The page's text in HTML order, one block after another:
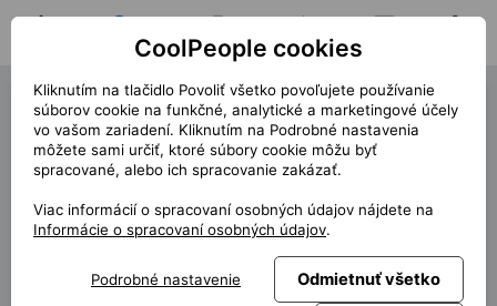
Hľadať pozíciu Moja pozícia Notifikácie
Enterprise Architect (40716)
Ostáva 1 otvorená pozícia!
« späť
Miesto
Praha
11/2025 (12m)
Kontrakt cez CP
CoolPeople cookies
Kliknutím na tlačidlo Povoliť všetko povoľujete používanie
súborov cookie na funkčné, analytické a marketingové účely
vo vašom zariadení. Kliknutím na Podrobné nastavenia
môžete sami určiť, ktoré súbory cookie môžu byť
spracované, alebo ich spracovanie zakázať.
Viac informácií o spracovaní osobných údajov nájdete na
Informácie o spracovaní osobných údajov.
Podrobné nastavenie Odmietnuť všetko